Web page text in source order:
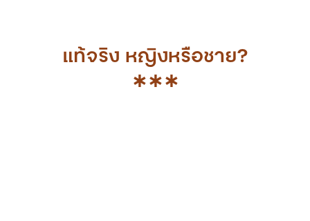
แท้จริง หญิงหรือชาย?
∗∗∗